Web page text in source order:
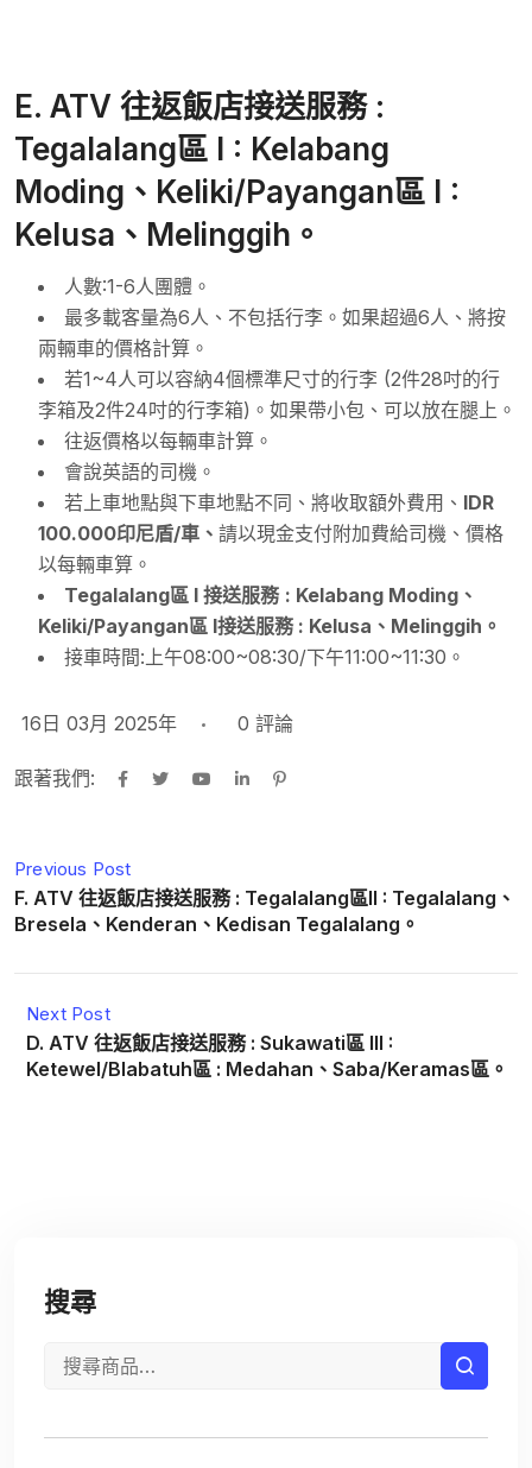
E. ATV 往返飯店接送服務 :
Tegalalang區 I : Kelabang
Moding、Keliki/Payangan區 I :
Kelusa、Melinggih。
人數:1-6人團體。
最多載客量為6人、不包括行李。如果超過6人、將按
兩輛車的價格計算。
若1~4人可以容納4個標準尺寸的行李 (2件28吋的行
李箱及2件24吋的行李箱)。如果帶小包、可以放在腿上。
往返價格以每輛車計算。
會說英語的司機。
若上車地點與下車地點不同、將收取額外費用、 IDR
100.000印尼盾/車、 請以現金支付附加費給司機、價格
以每輛車算。
Tegalalang區 I 接送服務 : Kelabang Moding、
Keliki/Payangan區 I接送服務 : Kelusa、Melinggih。
接車時間:上午08:00~08:30/下午11:00~11:30。
16日 03月 2025年 0 評論
跟著我們:
Previous Post
F. ATV 往返飯店接送服務 : Tegalalang區II : Tegalalang、
Bresela、Kenderan、Kedisan Tegalalang。
Next Post
D. ATV 往返飯店接送服務 : Sukawati區 III :
Ketewel/Blabatuh區 : Medahan、Saba/Keramas區。
搜尋